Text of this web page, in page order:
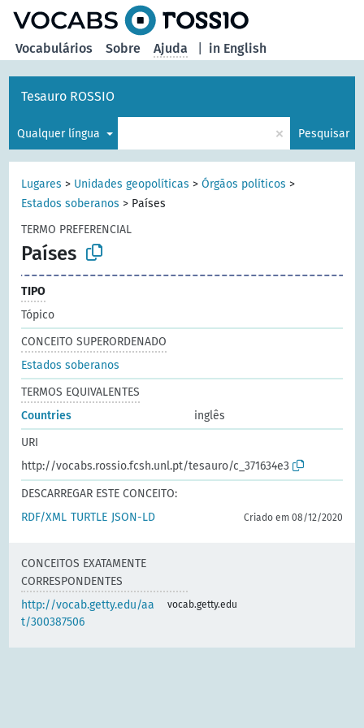
in English
Vocabulários Sobre Ajuda
Tesauro ROSSIO
Qualquer língua × Pesquisar
Lugares > Unidades geopolíticas >Órgãos políticos >
Estados soberanos > Países
TERMO PREFERENCIAL
Países
TIPO
Tópico
CONCEITO SUPERORDENADO
Estados soberanos
TERMOS EQUIVALENTES
Countries
inglês
URI
http://vocabs.rossio.fcsh.unl.pt/tesauro/c_371634e3
DESCARREGAR ESTE CONCEITO:
RDF/XML TURTLE JSON-LD Criado em 08/12/2020
CONCEITOS EXATAMENTE
CORRESPONDENTES
http://vocab.getty.edu/aa
t/300387506
vocab.getty.edu